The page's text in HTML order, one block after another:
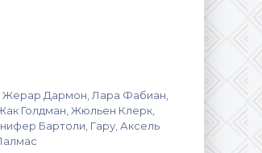
Жерар Дармон, Лара Фабиан,
Голдман, Жюльен Клерк,
Бартоли, Гару, Аксель